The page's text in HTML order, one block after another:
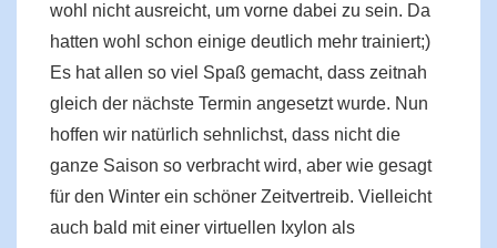
wohl nicht ausreicht, um vorne dabei zu sein. Da
hatten wohl schon einige deutlich mehr trainiert;)
Es hat allen so viel Spaß gemacht, dass zeitnah
gleich der nächste Termin angesetzt wurde. Nun
hoffen wir natürlich sehnlichst, dass nicht die
ganze Saison so verbracht wird, aber wie gesagt
für den Winter ein schöner Zeitvertreib. Vielleicht
auch bald mit einer virtuellen Ixylon als